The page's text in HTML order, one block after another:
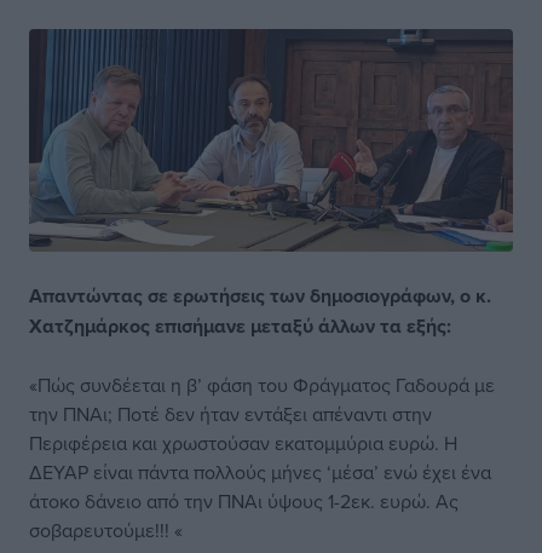
Απαντώντας σε ερωτήσεις των δημοσιογράφων, ο κ.
Χατζημάρκος επισήμανε μεταξύ άλλων τα εξής:
«Πώς συνδέεται η β’ φάση του Φράγματος Γαδουρά με
την ΠΝΑι; Ποτέ δεν ήταν εντάξει απέναντι στην
Περιφέρεια και χρωστούσαν εκατομμύρια ευρώ. Η
ΔΕΥΑΡ είναι πάντα πολλούς μήνες ‘μέσα’ ενώ έχει ένα
άτοκο δάνειο από την ΠΝΑι ύψους 1-2εκ. ευρώ. Ας
σοβαρευτούμε!!! «